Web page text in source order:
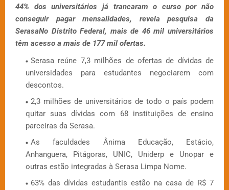
44% dos universitários já trancaram o curso por não
conseguir pagar mensalidades, revela pesquisa da
SerasaNo Distrito Federal, mais de 46 mil universitários
têm acesso a mais de 177 mil ofertas.
Serasa reúne 7,3 milhões de ofertas de dívidas de
universidades para estudantes negociarem com
descontos.
2,3 milhões de universitários de todo o país podem
quitar suas dívidas com 68 instituições de ensino
parceiras da Serasa.
As faculdades Ânima Educação, Estácio,
Anhanguera, Pitágoras, UNIC, Uniderp e Unopar e
outras estão integradas à Serasa Limpa Nome.
63% das dívidas estudantis estão na casa de R$ 7